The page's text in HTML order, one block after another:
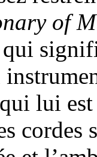
of
lui
cordes